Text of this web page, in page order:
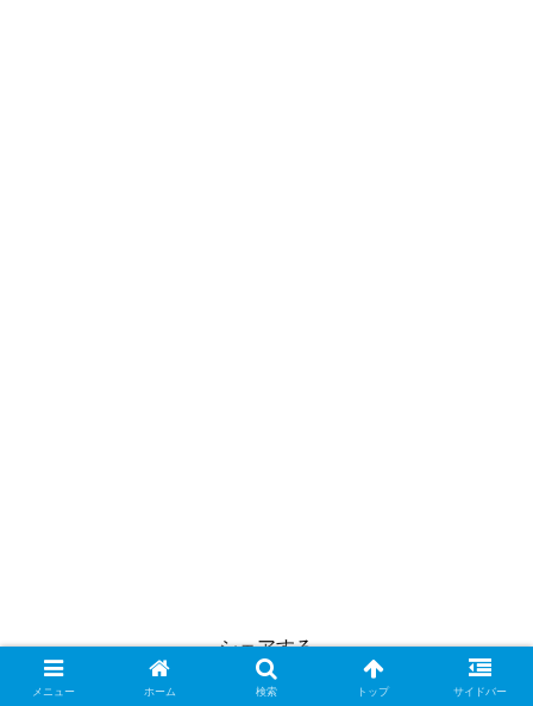
シェアする
Facebook はてブ
メニュー ホーム 検索 トップ サイドバー